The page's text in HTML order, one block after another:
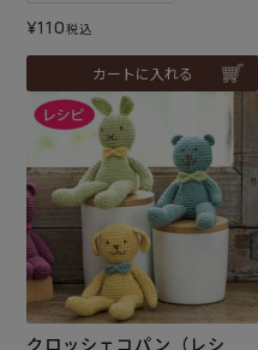
¥110税込
カートに入れる
クロッシェコパン（レシ